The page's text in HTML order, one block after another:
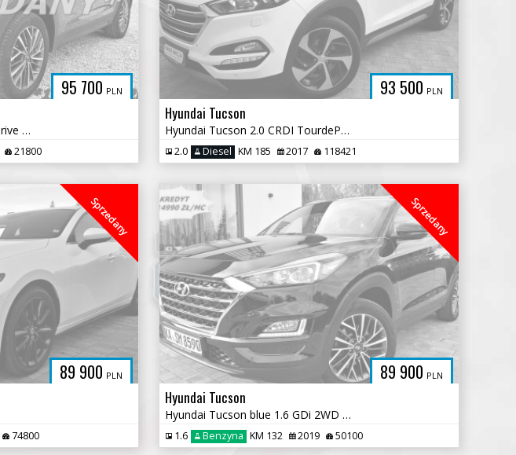
95 700 PLN
Hyundai Tucson 1.6 GDI BlueDrive Comfort 2WD
21800
93 500 PLN
Hyundai Tucson
Hyundai Tucson 2.0 CRDI TourdePologne 4WD
2.0 Diesel KM 185 2017 118421
89 900 PLN
Sprzedany
74800
89 900 PLN
Sprzedany
Hyundai Tucson
Hyundai Tucson blue 1.6 GDi 2WD Navi
1.6 Benzyna KM 132 2019 50100